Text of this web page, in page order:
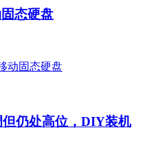
态硬盘
仍处高位，DIY装机